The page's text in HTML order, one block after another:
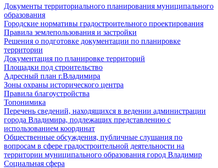
Документы территориального планирования муниципального
образования
Городские нормативы градостроительного проектирования
Правила землепользования и застройки
Решения о подготовке документации по планировке
территории
Документация по планировке территорий
Площадки под строительство
Адресный план г.Владимира
Зоны охраны исторического центра
Правила благоустройства
Топонимика
Перечень сведений, находящихся в ведении администрации
города Владимира, подлежащих представлению с
использованием координат
Общественные обсуждения, публичные слушания по
вопросам в сфере градостроительной деятельности на
территории муниципального образования город Владимир
Социальная сфера